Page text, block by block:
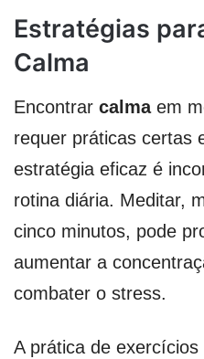
Estratégias
Calma
Encontrar calmaem
requer práticas certas
estratégia eficaz é
rotina diária. Meditar,
cinco minutos, pode
aumentar a
combater o stress.
A prática de